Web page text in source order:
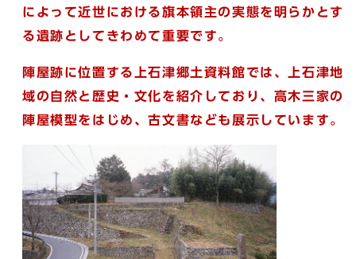
によって近世における旗本領主の実態を明ら かとす
る遺跡としてきわめて重要です。
陣屋跡に位置する上石津郷土資料館では、上石津地
域の自然と歴史・文化を紹介しており、高木三家の
陣屋模型をはじめ、古文書なども展示しています。